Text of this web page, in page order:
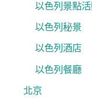
以色列景點
以色列秘景
以色列酒店
以色列餐廳
北京